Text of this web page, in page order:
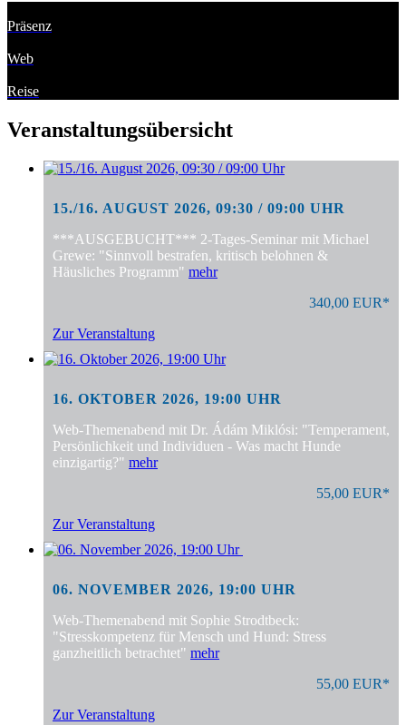
Präsenz
Web
Reise
Veranstaltungsübersicht
15./16. AUGUST 2026, 09:30 / 09:00 UHR
***AUSGEBUCHT*** 2-Tages-Seminar mit Michael
Grewe: "Sinnvoll bestrafen, kritisch belohnen &
Häusliches Programm" mehr
340,00 EUR*
Zur Veranstaltung
16. OKTOBER 2026, 19:00 UHR
Web-Themenabend mit Dr. Ádám Miklósi: "Temperament,
Persönlichkeit und Individuen - Was macht Hunde
einzigartig?" mehr
55,00 EUR*
Zur Veranstaltung
06. NOVEMBER 2026, 19:00 UHR
Web-Themenabend mit Sophie Strodtbeck:
"Stresskompetenz für Mensch und Hund: Stress
ganzheitlich betrachtet" mehr
55,00 EUR*
Zur Veranstaltung